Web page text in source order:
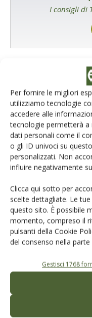
Per fornire le migliori
utilizziamo tecnologie
accedere alle
tecnologie permetterà a
dati personali come il
o gli ID univoci su
personalizzati. Non
influire negativamente
Clicca qui sotto per
scelte dettagliate. Le
questo sito. È possibile
momento, compreso il
pulsanti della Cookie
del consenso nella
Gestisci 1768
I consigli di
Rimani
Iscriviti